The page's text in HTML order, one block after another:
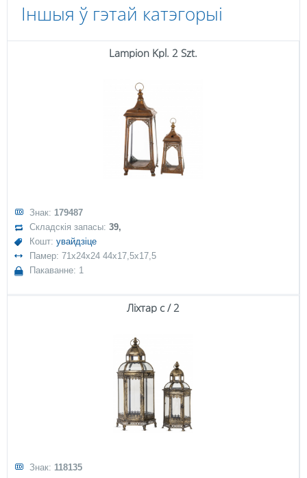
Іншыя ў гэтай катэгорыі
Lampion Kpl. 2 Szt.
Знак: 179487
Складскія запасы:39,
Кошт:увайдзіце
Памер: 71x24x24 44x17,5x17,5
Пакаванне: 1
Ліхтар с / 2
Знак: 118135